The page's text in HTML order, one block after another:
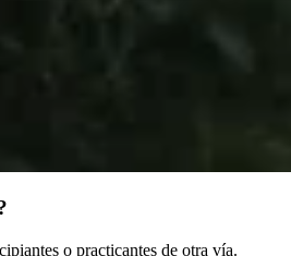
o practicantes de otra vía.